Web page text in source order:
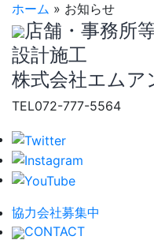
ホーム » お知らせ
店舗・事務所
設計施工
株式会社エムア
TEL072-777-5564
協力会社募集中
CONTACT